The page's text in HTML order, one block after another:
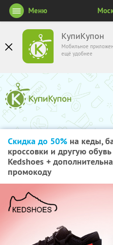
КупиКупон
Мобильное
ещё удобнее
Меню
Скидка до 50% на кеды,
кроссовки и другую
Kedshoes +
промокоду